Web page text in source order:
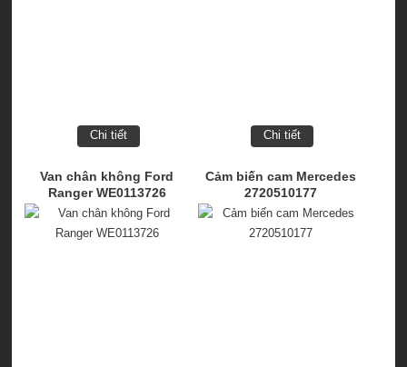
Chi tiết Chi tiết
Van chân không Ford
Ranger WE0113726
Cảm biến cam Mercedes
2720510177